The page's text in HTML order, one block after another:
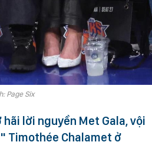
Page Six
lời nguyền Met Gala, vội
Timothée Chalamet ở